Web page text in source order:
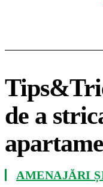
de a
AMENAJĂRI